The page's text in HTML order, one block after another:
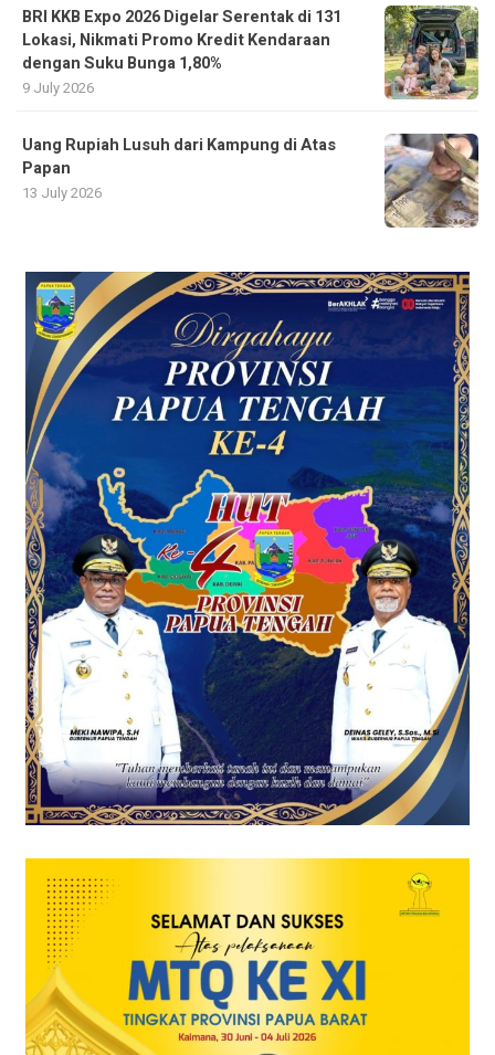
BRI KKB Expo 2026 Digelar Serentak di 131
Lokasi, Nikmati Promo Kredit Kendaraan
dengan Suku Bunga 1,80%
9 July 2026
Uang Rupiah Lusuh dari Kampung di Atas
Papan
13 July 2026